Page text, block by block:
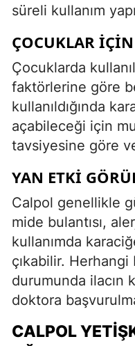
süreli kullanım
ÇOCUKLAR
Çocuklarda
faktörlerine göre
kullanıldığında
açabileceği için
tavsiyesine göre
YAN ETKI
Calpol genellikle
mide bulantısı,
kullanımda
çıkabilir.
durumunda ilacın
doktora
CALPOL